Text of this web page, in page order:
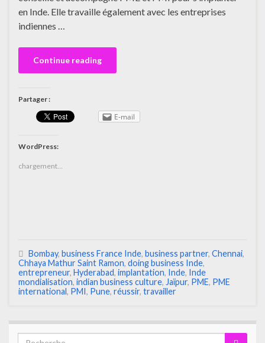
en Inde. Elle travaille également avec les entreprises
indiennes …
Continue reading
Partager :
E-mail
WordPress:
chargement…
Bombay, business France Inde, business partner, Chennai,
Chhaya Mathur Saint Ramon, doing business Inde,
entrepreneur, Hyderabad, implantation, Inde, Inde
mondialisation, indian business culture, Jaïpur, PME, PME
international, PMI, Pune, réussir, travailler